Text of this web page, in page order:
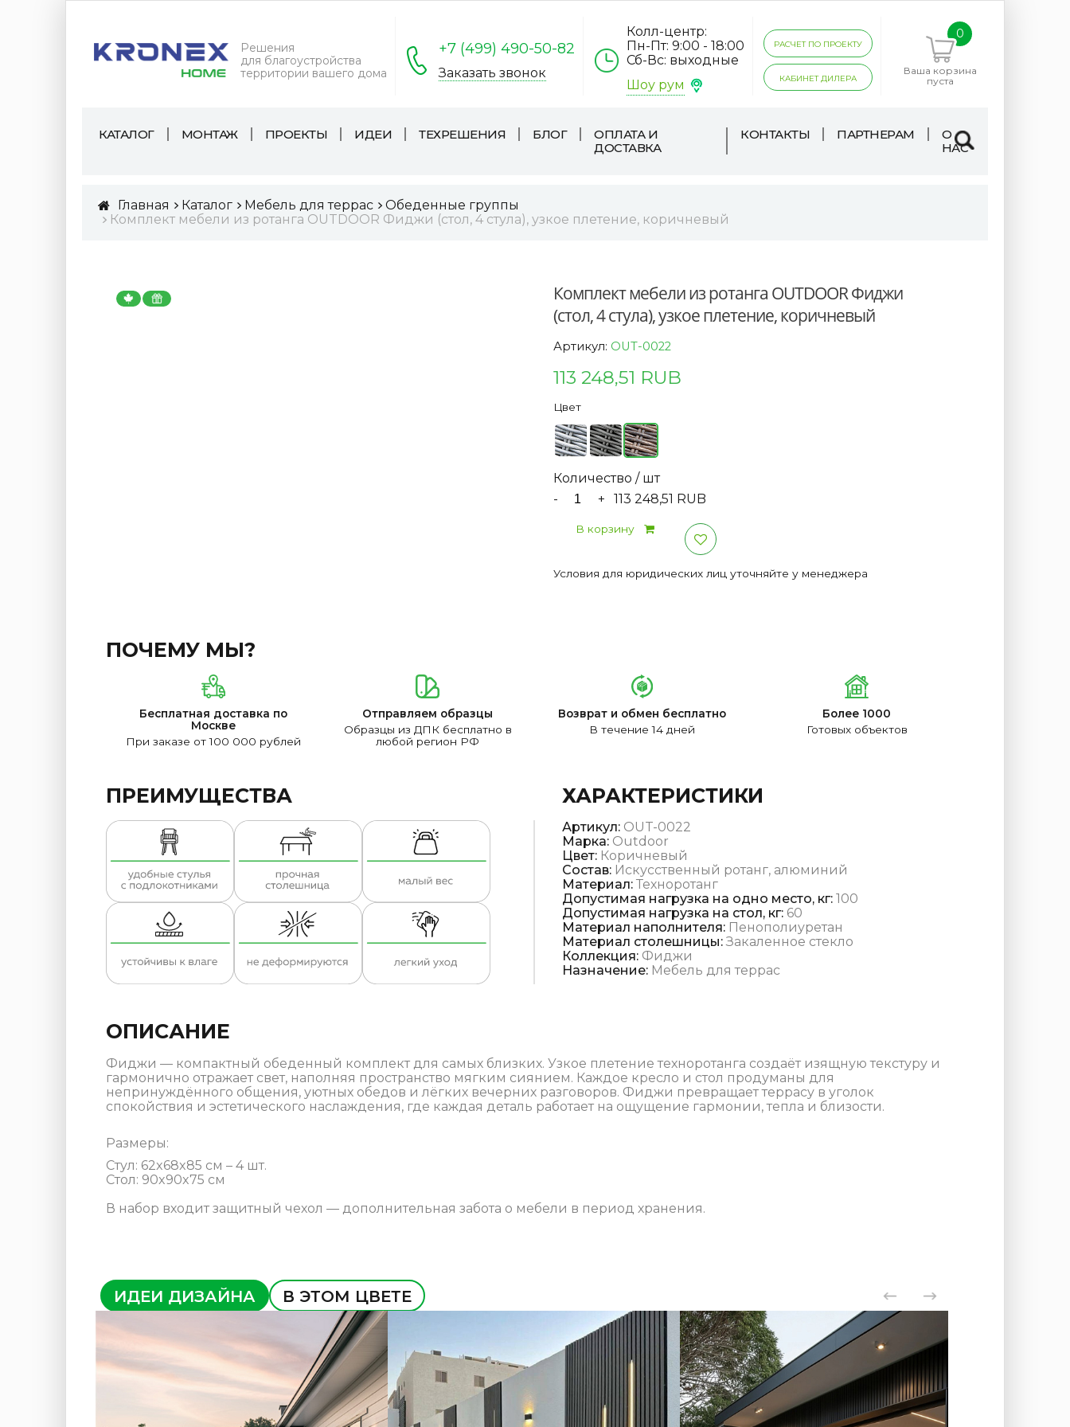
Решения
для благоустройства
территории вашего дома
+7 (499) 490-50-82
Заказать звонок
Колл-центр:
Пн-Пт: 9:00 - 18:00
Сб-Вс: выходные
Шоу рум
РАСЧЕТ ПО ПРОЕКТУ
КАБИНЕТ ДИЛЕРА
0
Ваша корзина
пуста
КАТАЛОГ МОНТАЖ ПРОЕКТЫ ИДЕИ ТЕХРЕШЕНИЯ БЛОГ
ОПЛАТА И
ДОСТАВКА
КОНТАКТЫ ПАРТНЕРАМ
О
НАС
Главная Каталог Мебель для террас
Обеденные группы
Комплект мебели из ротанга OUTDOOR Фиджи (стол, 4 стула), узкое плетение, коричневый
Комплект мебели из ротанга OUTDOOR Фиджи
(стол, 4 стула), узкое плетение, коричневый
Артикул: OUT-0022
113 248,51 RUB
Цвет
Количество / шт
-
+ 113 248,51 RUB
В корзину
Условия для юридических лиц уточняйте у менеджера
ПОЧЕМУ МЫ?
Бесплатная доставка по
Москве
При заказе от 100 000 рублей
Отправляем образцы
Образцы из ДПК бесплатно в
любой регион РФ
Возврат и обмен бесплатно
В течение 14 дней
Более 1000
Готовых объектов
ПРЕИМУЩЕСТВА ХАРАКТЕРИСТИКИ
Артикул: OUT-0022
Марка: Outdoor
Цвет: Коричневый
Состав: Искусственный ротанг, алюминий
Материал: Техноротанг
Допустимая нагрузка на одно место, кг: 100
Допустимая нагрузка на стол, кг: 60
Материал наполнителя: Пенополиуретан
Материал столешницы: Закаленное стекло
Коллекция: Фиджи
Назначение: Мебель для террас
ОПИСАНИЕ
Фиджи — компактный обеденный комплект для самых близких. Узкое плетение техноротанга создаёт изящную текстуру и
гармонично отражает свет, наполняя пространство мягким сиянием. Каждое кресло и стол продуманы для
непринуждённого общения, уютных обедов и лёгких вечерних разговоров. Фиджи превращает террасу в уголок
спокойствия и эстетического наслаждения, где каждая деталь работает на ощущение гармонии, тепла и близости.
Размеры:
Стул: 62x68x85 см – 4 шт.
Стол: 90x90x75 см
В набор входит защитный чехол — дополнительная забота о мебели в период хранения.
ИДЕИ ДИЗАЙНА В ЭТОМ ЦВЕТЕ